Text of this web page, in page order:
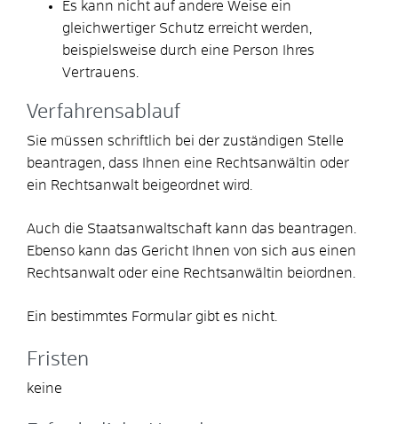
Es kann nicht auf andere Weise ein
gleichwertiger Schutz erreicht werden
beispielsweise durch eine Person Ihres
Vertrauens
Verfahrensablauf
Sie müssen schriftlich bei der zuständigen Stelle
beantragen, dass Ihnen eine Rechtsanwältin oder
ein Rechtsanwalt beigeordnet wird.
Auch die Staatsanwaltschaft kann das beantragen.
Ebenso kann das Gericht Ihnen von sich aus einen
Rechtsanwalt oder eine Rechtsanwältin beiordnen.
Ein bestimmtes Formular gibt es nicht.
Fristen
keine